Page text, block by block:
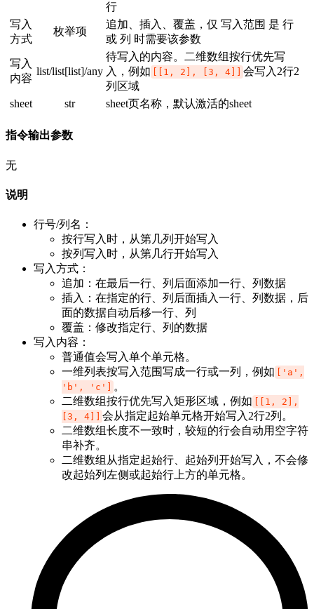
行
写入
方式
枚举项
追加、插入、覆盖，仅 写入范围 是 行
或 列 时需要该参数
写入
内容
list/list[list]/any
待写入的内容。二维数组按行优先写
入，例如
[[1, 2], [3, 4]]
会写入2行2
列区域
sheet
str sheet页名称，默认激活的sheet
指令输出参数
无
说明
行号/列名：
按行写入时，从第几列开始写入
按列写入时，从第几行开始写入
写入方式：
追加：在最后一行、列后面添加一行、列数据
插入：在指定的行、列后面插入一行、列数据，后
面的数据自动后移一行、列
覆盖：修改指定行、列的数据
写入内容：
普通值会写入单个单元格。
一维列表按写入范围写成一行或一列，例如
['a',
'b', 'c']
。
二维数组按行优先写入矩形区域，例如
[[1, 2],
[3, 4]]
会从指定起始单元格开始写入2行2列。
二维数组长度不一致时，较短的行会自动用空字符
串补齐。
二维数组从指定起始行、起始列开始写入，不会修
改起始列左侧或起始行上方的单元格。